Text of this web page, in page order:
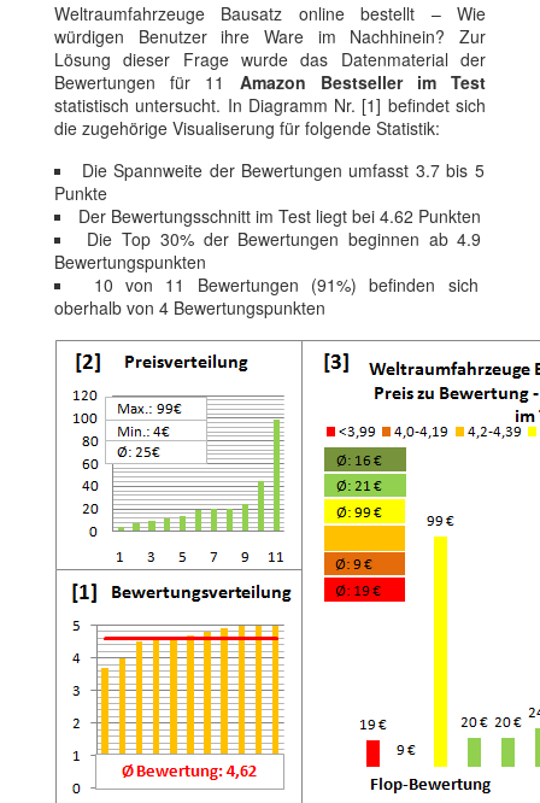
Weltraumfahrzeuge Bausatz online bestellt – Wie
würdigen Benutzer ihre Ware im Nachhinein? Zur
Lösung dieser Frage wurde das Datenmaterial der
Bewertungen für 11 Amazon Bestseller im Test
statistisch untersucht. In Diagramm Nr. [1] befindet sich
die zugehörige Visualiserung für folgende Statistik:
Die Spannweite der Bewertungen umfasst 3.7 bis 5
Punkte
Der Bewertungsschnitt im Test liegt bei 4.62 Punkten
Die Top 30% der Bewertungen beginnen ab 4.9
Bewertungspunkten
10 von 11 Bewertungen (91%) befinden sich
oberhalb von 4 Bewertungspunkten